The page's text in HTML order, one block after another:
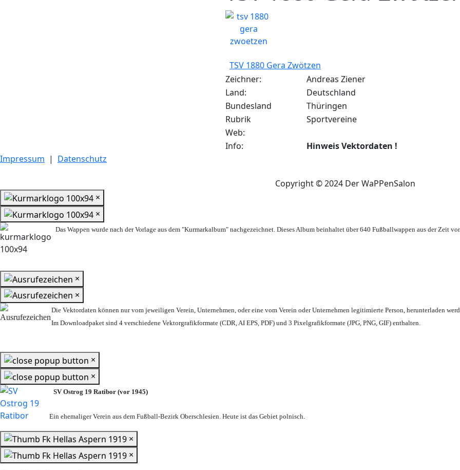
TSV 1880 Gera Zwötzen
Zeichner:
Andreas Ziener
Land:
Deutschland
Bundesland
Thüringen
Rubrik
Sportvereine
Web:
Info:
Hinweis Vektordaten !
Impressum | Datenschutz
Copyright © 2024 Der WaPPenSalon
×
×
Das Wappen wurde nach der Vorlage aus dem "Kurmarkalbum" nachgezeichnet. Dieses Album beinhaltet über 640 Fußballwappen aus der Zeit
×
×
Die Vektordaten können nur vom jeweiligen Verein, Unternehmen, oder eine vom Verein oder Unternehmen legitimierte Person, herunterladen
Im Downloadpaket sind 4 verschiedene Vektorgrafikformate (CDR, AI EPS, PDF) und 3 Pixelgrafikformate (JPG, PNG, GIF) enthalten.
×
×
SV Ostrog 19 Ratibor (vor 1945)
Ein ehemaliger Verein aus dem Fußball-Bezirk Oberschlesien. Heute ist das Gebiet polnisch.
×
×